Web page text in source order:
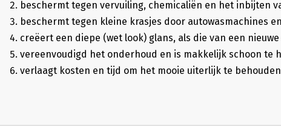
beschermt tegen vervuiling, chemicaliën en het inbijten
beschermt tegen kleine krasjes door autowasmachines
creëert een diepe (wet look) glans, als die van een
vereenvoudigd het onderhoud en is makkelijk schoon te
verlaagt kosten en tijd om het mooie uiterlijk te behouden